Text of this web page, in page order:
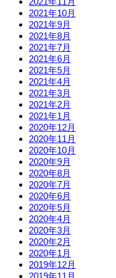
2021年10月
2021年9月
2021年8月
2021年7月
2021年6月
2021年5月
2021年4月
2021年3月
2021年2月
2021年1月
2020年12月
2020年11月
2020年10月
2020年9月
2020年8月
2020年7月
2020年6月
2020年5月
2020年4月
2020年3月
2020年2月
2020年1月
2019年12月
2019年11月